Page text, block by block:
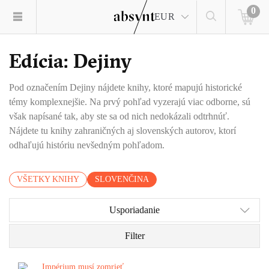
EUR
0
Edícia: Dejiny
Pod označením Dejiny nájdete knihy, ktoré mapujú historické
témy komplexnejšie. Na prvý pohľad vyzerajú viac odborne, sú
však napísané tak, aby ste sa od nich nedokázali odtrhnúť.
Nájdete tu knihy zahraničných aj slovenských autorov, ktorí
odhaľujú históriu nevšedným pohľadom.
VŠETKY KNIHY SLOVENČINA
Usporiadanie
Filter